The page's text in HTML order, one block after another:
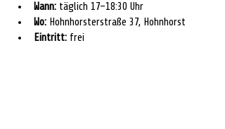
Wann: täglich 17–18:30 Uhr
Wo: Hohnhorsterstraße 37, Hohnhorst
Eintritt: frei